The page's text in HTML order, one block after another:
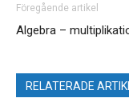
Föregående artikel
Algebra –
RELATERADE